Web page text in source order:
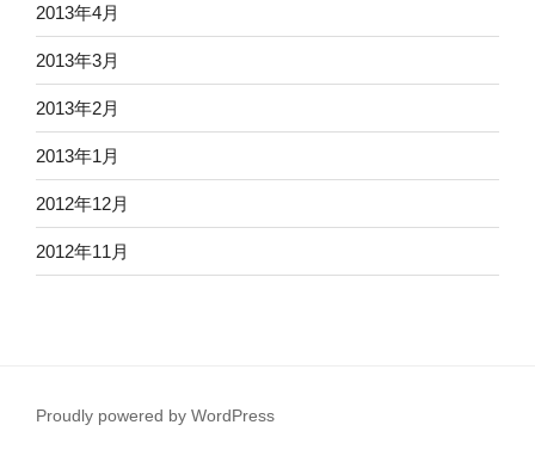
2013年4月
2013年3月
2013年2月
2013年1月
2012年12月
2012年11月
Proudly powered by WordPress